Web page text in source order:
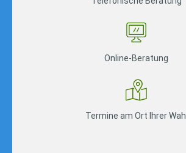
Online-Beratung
Termine am Ort Ihrer Wahl